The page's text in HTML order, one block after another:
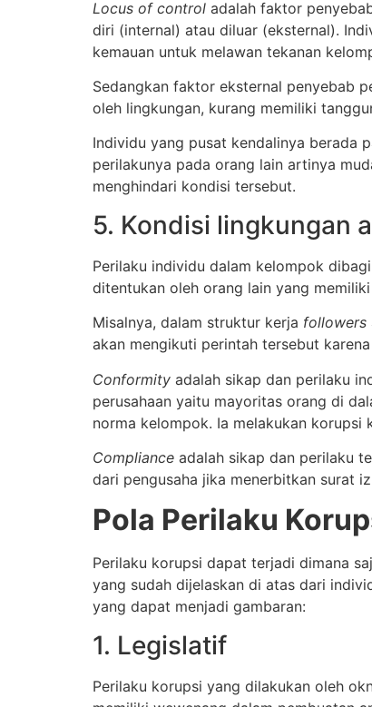
Locus of control adalah faktor
diri (internal) atau diluar (eksternal).
kemauan untuk melawan tekanan
Sedangkan faktor eksternal penyebab
oleh lingkungan, kurang memiliki
Individu yang pusat kendalinya berada
perilakunya pada orang lain artinya
menghindari kondisi tersebut.
5. Kondisi lingkungan
Perilaku individu dalam kelompok
ditentukan oleh orang lain yang
Misalnya, dalam struktur kerja followers
akan mengikuti perintah tersebut
Conformity adalah sikap dan perilaku
perusahaan yaitu mayoritas orang di
norma kelompok. Ia melakukan
Compliance adalah sikap dan perilaku
dari pengusaha jika menerbitkan surat
Pola Perilaku
Perilaku korupsi dapat terjadi dimana
yang sudah dijelaskan di atas dari
yang dapat menjadi gambaran:
1. Legislatif
Perilaku korupsi yang dilakukan oleh